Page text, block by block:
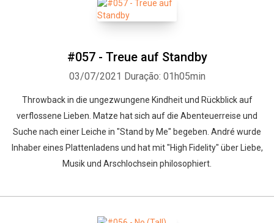
#057 - Treue auf Standby
03/07/2021 Duração: 01h05min
Throwback in die ungezwungene Kindheit und Rückblick auf
verflossene Lieben. Matze hat sich auf die Abenteuerreise und
Suche nach einer Leiche in "Stand by Me" begeben. André wurde
Inhaber eines Plattenladens und hat mit "High Fidelity" über Liebe,
Musik und Arschlochsein philosophiert.